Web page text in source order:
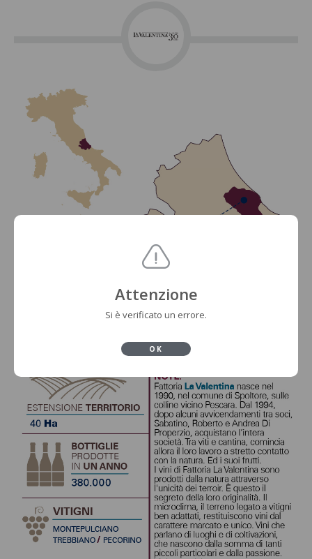
Attenzione
Si è verificato un errore.
OK